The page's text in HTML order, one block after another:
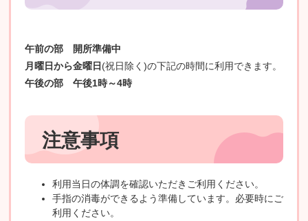
午前の部 開所準備中
月曜日から金曜日 (祝日除く)の下記の時間に利用できます。​
午後の部 午後1時～4時
注意事項
利用当日の体調を確認いただきご利用ください。
手指の消毒ができるよう準備しています。必要時にご
利用ください。